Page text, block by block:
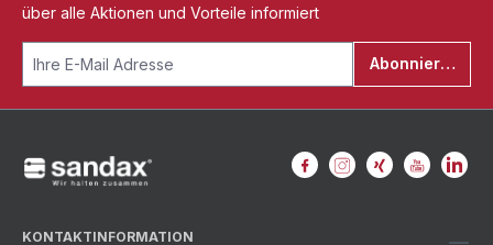
über alle Aktionen und Vorteile informiert
Abonnieren
KONTAKTINFORMATION